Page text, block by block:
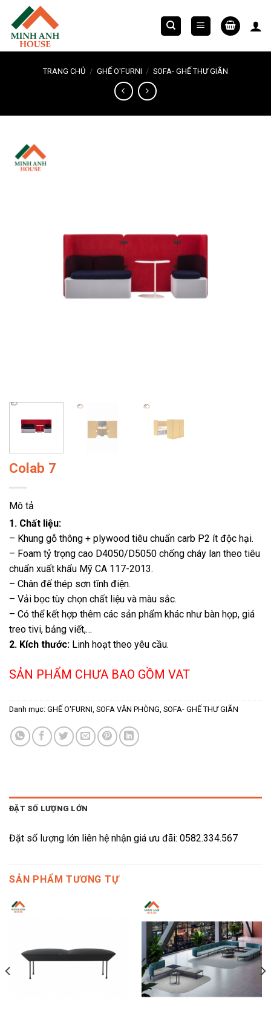
Chuyển
đến
nội
dung
TRANG CHỦ / GHẾ O'FURNI / SOFA- GHẾ THƯ GIÃN
Colab 7
Mô tả
1. Chất liệu:
– Khung gỗ thông + plywood tiêu chuẩn carb P2 ít độc hại.
– Foam tỷ trọng cao D4050/D5050 chống cháy lan theo tiêu
chuẩn xuất khẩu Mỹ CA 117-2013.
– Chân đế thép sơn tĩnh điện.
– Vải bọc tùy chọn chất liệu và màu sắc.
– Có thể kết hợp thêm các sản phẩm khác như bàn họp, giá
treo tivi, bảng viết,…
2. Kích thước: Linh hoạt theo yêu cầu.
SẢN PHẨM CHƯA BAO GỒM VAT
Danh mục: GHẾ O'FURNI SOFA VĂN PHÒNG SOFA- GHẾ THƯ GIÃN
ĐẶT SỐ LƯỢNG LỚN
Đặt số lượng lớn liên hệ nhận giá ưu đãi: 0582.334.567
SẢN PHẨM TƯƠNG TỰ